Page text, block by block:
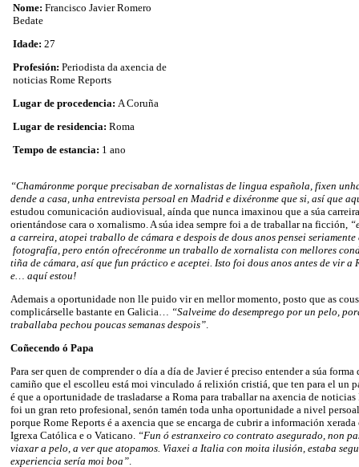
Nome: Francisco Javier Romero
Bedate
Idade: 27
Profesión: Periodista da axencia de
noticias Rome Reports
Lugar de procedencia: A Coruña
Lugar de residencia: Roma
Tempo de estancia: 1 ano
“Chamáronme porque precisaban de xornalistas de lingua española, fixen
dende a casa, unha entrevista persoal en Madrid e dixéronme que si, así que
estudou comunicación audiovisual, aínda que nunca imaxinou que a súa
orientándose cara o xornalismo. A súa idea sempre foi a de traballar na ficción,
a carreira, atopei traballo de cámara e despois de dous anos pensei seriamente
fotografía, pero entón ofrecéronme un traballo de xornalista con mellores
tiña de cámara, así que fun práctico e aceptei. Isto foi dous anos antes de vir a
e… aquí estou!
Ademais a oportunidade non lle puido vir en mellor momento, posto que as
complicárselle bastante en Galicia…
“Salveime do desemprego por un pelo,
traballaba pechou poucas semanas despois”
Coñecendo ó Papa
Para ser quen de comprender o día a día de Javier é preciso entender a súa forma
camiño que el escolleu está moi vinculado á relixión cristiá, que ten para el un
é que a oportunidade de trasladarse a Roma para traballar na axencia de
foi un gran reto profesional, senón tamén toda unha oportunidade a nivel
porque Rome Reports é a axencia que se encarga de cubrir a información xerada
Igrexa Católica e o Vaticano. “Fun ó estranxeiro co contrato asegurado, non
viaxar a pelo, a ver que atopamos. Viaxei a Italia con moita ilusión, estaba
experiencia sería moi boa”